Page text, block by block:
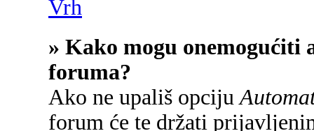
Vrh
» Kako mogu onemogućiti
foruma?
Ako ne upališ opciju
forum će te držati